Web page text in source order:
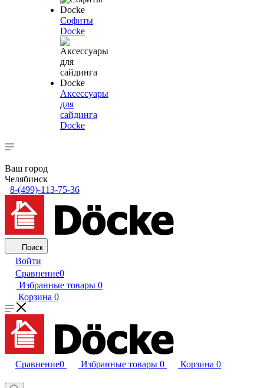
Софиты
Docke
Аксессуары
для
сайдинга
Docke
Ваш город
Челябинск
8-(499)-113-75-36
Поиск
Войти
Сравнение0
Избранные товары 0
Корзина 0
Сравнение0 Избранные товары 0 Корзина 0